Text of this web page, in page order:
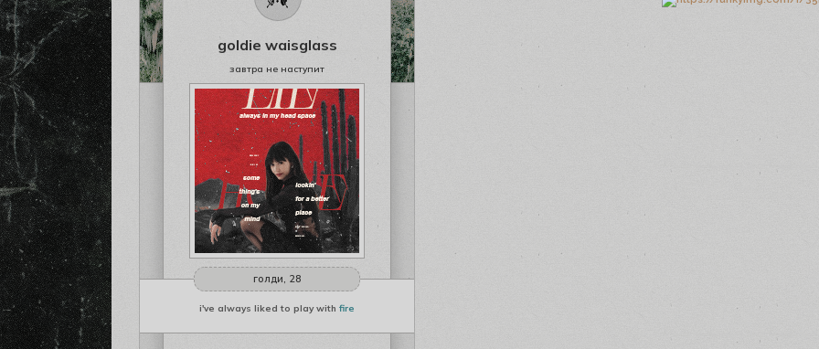
goldie waisglass
завтра не наступит
голди, 28
i've always liked to play with fire